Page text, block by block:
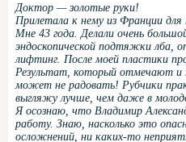
Доктор — золотые руки!
Прилетала к нему из Франции для
Мне 43 года. Делали очень
эндоскопической подтяжки лба,
лифтинг. После моей пластики
Результат, который отмечают и
может не радовать! Рубчики
выгляжу лучше, чем даже в
Я осознаю, что Владимир
работу. Знаю, насколько это
осложнений, ни каких-то